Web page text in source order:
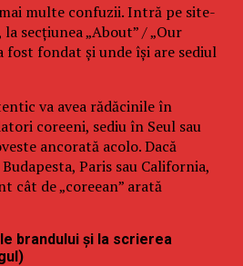
multe confuzii. Intră pe site-
secțiunea „About” / „Our
fost fondat și unde își are sediul
va avea rădăcinile în
coreeni, sediu în Seul sau
ancorată acolo. Dacă
Paris sau California,
cât de „coreean” arată
brandului și la scrierea